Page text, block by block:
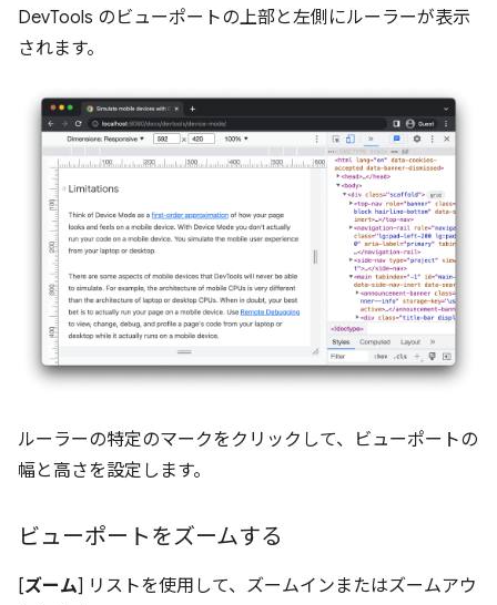
DevTools のビューポートの上部と左側にルーラーが表示
されます。
ルーラーの特定のマークをクリックして、ビューポートの
幅と高さを設定します。
ビューポートをズームする
[ズーム] リストを使用して、ズームインまたはズームアウ